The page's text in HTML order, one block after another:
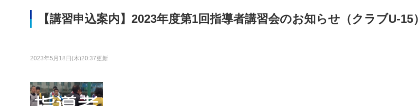
【講習申込案内】2023年度第1回指導者講習会のお知らせ（クラブU-15）
2023年5月18日(木)20:37更新